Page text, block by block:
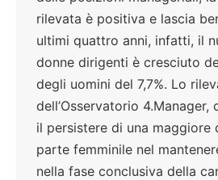
rilevata è positiva e lascia
ultimi quattro anni, infatti, il
donne dirigenti è cresciuto
degli uomini del 7,7%. Lo
dell’Osservatorio 4.Manager,
il persistere di una maggiore
parte femminile nel
nella fase conclusiva della